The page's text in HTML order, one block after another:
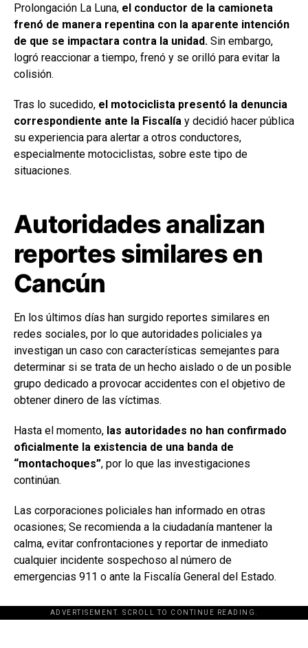
Prolongación La Luna, el conductor de la camioneta
frenó de manera repentina con la aparente intención
de que se impactara contra la unidad. Sin embargo,
logró reaccionar a tiempo, frenó y se orilló para evitar la
colisión.
Tras lo sucedido, el motociclista presentó la denuncia
correspondiente ante la Fiscalía y decidió hacer pública
su experiencia para alertar a otros conductores,
especialmente motociclistas, sobre este tipo de
situaciones.
Autoridades analizan
reportes similares en
Cancún
En los últimos días han surgido reportes similares en
redes sociales, por lo que autoridades policiales ya
investigan un caso con características semejantes para
determinar si se trata de un hecho aislado o de un posible
grupo dedicado a provocar accidentes con el objetivo de
obtener dinero de las víctimas.
Hasta el momento, las autoridades no han confirmado
oficialmente la existencia de una banda de
“montachoques”, por lo que las investigaciones
continúan.
Las corporaciones policiales han informado en otras
ocasiones; Se recomienda a la ciudadanía mantener la
calma, evitar confrontaciones y reportar de inmediato
cualquier incidente sospechoso al número de
emergencias 911 o ante la Fiscalía General del Estado.
ADVERTISEMENT. SCROLL TO CONTINUE READING.
[adsforwp id="243463"]